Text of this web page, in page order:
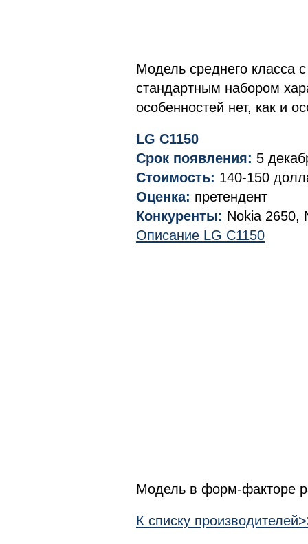
Модель среднего класса
стандартным набором
особенностей нет, как и
LG С1150
Срок появления: 5
Стоимость: 140-150
Оценка: претендент
Конкуренты: Nokia 2650,
Описание LG C1150
Модель в форм-факторе
К списку